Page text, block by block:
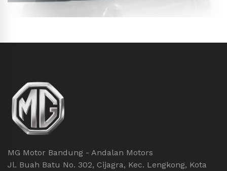
MG Motor Bandung - Andalan Motors
Jl. Buah Batu No. 302, Cijagra, Kec. Lengkong, Kota